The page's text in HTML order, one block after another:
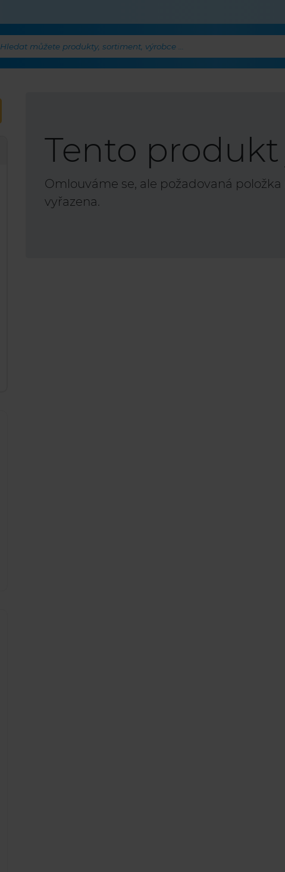
Hledat můžete produkty, sortiment, výrobce ...
Tento
Omlouváme se, ale požadovaná
vyřazena.